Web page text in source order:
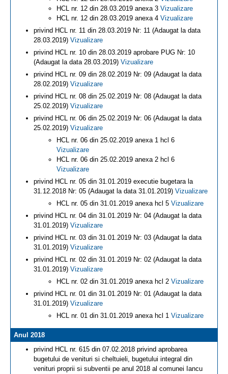
HCL nr. 12 din 28.03.2019 anexa 3 Vizualizare
HCL nr. 12 din 28.03.2019 anexa 4 Vizualizare
privind HCL nr. 11 din 28.03.2019 Nr: 11 (Adaugat la data
28.03.2019) Vizualizare
privind HCL nr. 10 din 28.03.2019 aprobare PUG Nr: 10
(Adaugat la data 28.03.2019) Vizualizare
privind HCL nr. 09 din 28.02.2019 Nr: 09 (Adaugat la data
28.02.2019) Vizualizare
privind HCL nr. 08 din 25.02.2019 Nr: 08 (Adaugat la data
25.02.2019) Vizualizare
privind HCL nr. 06 din 25.02.2019 Nr: 06 (Adaugat la data
25.02.2019) Vizualizare
HCL nr. 06 din 25.02.2019 anexa 1 hcl 6
Vizualizare
HCL nr. 06 din 25.02.2019 anexa 2 hcl 6
Vizualizare
privind HCL nr. 05 din 31.01.2019 executie bugetara la
31.12.2018 Nr: 05 (Adaugat la data 31.01.2019) Vizualizare
HCL nr. 05 din 31.01.2019 anexa hcl 5 Vizualizare
privind HCL nr. 04 din 31.01.2019 Nr: 04 (Adaugat la data
31.01.2019) Vizualizare
privind HCL nr. 03 din 31.01.2019 Nr: 03 (Adaugat la data
31.01.2019) Vizualizare
privind HCL nr. 02 din 31.01.2019 Nr: 02 (Adaugat la data
31.01.2019) Vizualizare
HCL nr. 02 din 31.01.2019 anexa hcl 2 Vizualizare
privind HCL nr. 01 din 31.01.2019 Nr: 01 (Adaugat la data
31.01.2019) Vizualizare
HCL nr. 01 din 31.01.2019 anexa hcl 1 Vizualizare
Anul 2018
privind HCL nr. 615 din 07.02.2018 privind aprobarea
bugetului de venituri si cheltuieli, bugetului integral din
venituri proprii si subventii pe anul 2018 al comunei Iancu